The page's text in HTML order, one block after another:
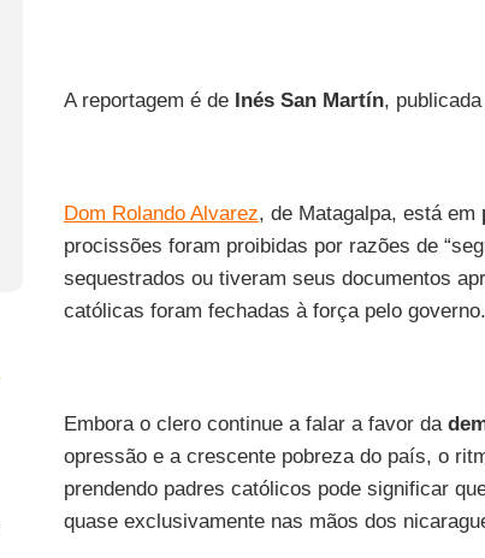
A reportagem é de Inés San Martín,
Dom Rolando Alvarez, de Matagalpa, está em
procissões foram proibidas por razões de
sequestrados ou tiveram seus documentos
católicas foram fechadas à força pelo governo.
Embora o clero continue a falar a favor da
opressão e a crescente pobreza do país, o
prendendo padres católicos pode significar
quase exclusivamente nas mãos dos